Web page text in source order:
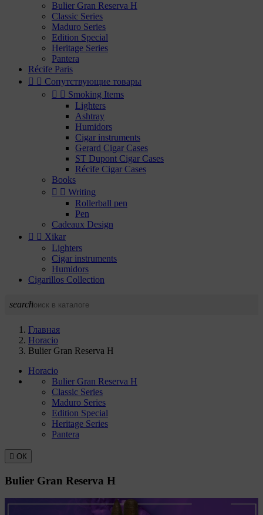
Bulier Gran Reserva H
Classic Series
Maduro Series
Edition Special
Heritage Series
Pantera
Récife Paris
  Сопутствующие товары
  Smoking Items
Lighters
Ashtray
Humidors
Cigar instruments
Gerard Cigar Cases
ST Dupont Cigar Cases
Récife Cigar Cases
Books
  Writing
Rollerball pen
Pen
Cadeaux Design
  Xikar
Lighters
Cigar instruments
Humidors
Cigarillos Collection
search
Главная
Horacio
Bulier Gran Reserva H
Horacio
Bulier Gran Reserva H
Classic Series
Maduro Series
Edition Special
Heritage Series
Pantera
 ОК
Bulier Gran Reserva H